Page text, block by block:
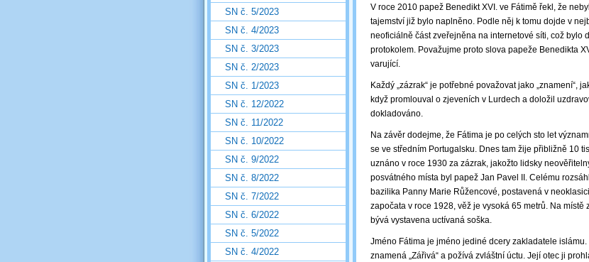
V roce 2010 papež Benedikt XVI. ve Fátimě řekl, že
tajemství již bylo naplněno. Podle něj k tomu dojde v
neoficiálně část zveřejněna na internetové síti, což bylo
protokolem. Považujme proto slova papeže Benedikta
varující.
Každý „zázrak“ je potřebné považovat jako „znamení“,
když promlouval o zjeveních v Lurdech a doložil
dokladováno.
Na závěr dodejme, že Fátima je po celých sto let
se ve středním Portugalsku. Dnes tam žije přibližně 10
uznáno v roce 1930 za zázrak, jakožto lidsky
posvátného místa byl papež Jan Pavel II. Celému
bazilika Panny Marie Růžencové, postavená v
započata v roce 1928, věž je vysoká 65 metrů. Na místě
bývá vystavena uctívaná soška.
Jméno Fátima je jméno jediné dcery zakladatele
znamená „Zářivá“ a požívá zvláštní úctu. Její otec ji
SN č. 5/2023
SN č. 4/2023
SN č. 3/2023
SN č. 2/2023
SN č. 1/2023
SN č. 12/2022
SN č. 11/2022
SN č. 10/2022
SN č. 9/2022
SN č. 8/2022
SN č. 7/2022
SN č. 6/2022
SN č. 5/2022
SN č. 4/2022